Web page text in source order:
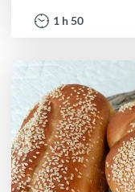
1 h50